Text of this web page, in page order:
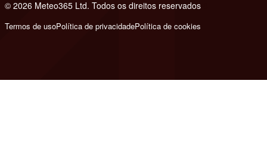
© 2026 Meteo365 Ltd. Todos os direitos reservados
Termos de usoPolítica de privacidadePolítica de cookies